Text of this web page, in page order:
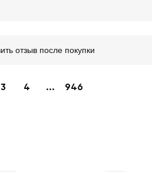
отзыв после покупки
3 4 ... 946